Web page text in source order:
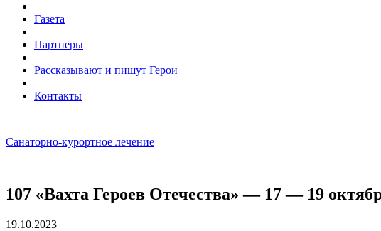
Газета
Партнеры
Рассказывают и пишут Герои
Контакты
Санаторно-курортное лечение
107 «Вахта Героев Отечества» — 17 — 19
19.10.2023